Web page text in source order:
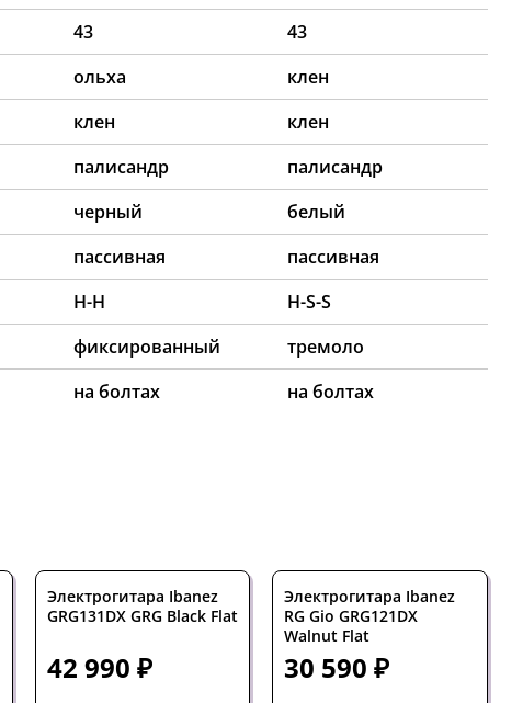
43
43
ольха
клен
клен
клен
палисандр
палисандр
черный
белый
пассивная
пассивная
H-H
H-S-S
фиксированный
тремоло
на болтах на болтах
Электрогитара Ibanez
GRG131DX GRG Black Flat
42 990 ₽
Электрогитара Ibanez
RG Gio GRG121DX
Walnut Flat
30 590 ₽